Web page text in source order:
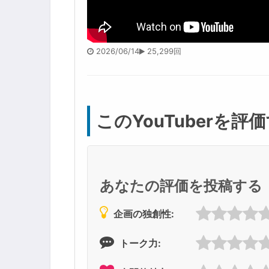
2026/06/14 25,299回
このYouTuberを評
あなたの評価を投稿する
企画の独創性:
トーク力: